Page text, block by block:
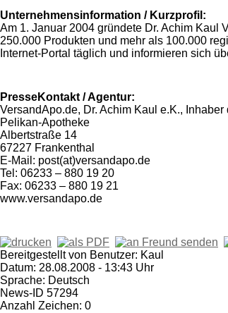
Unternehmensinformation / Kurzprofil:
Am 1. Januar 2004 gründete Dr. Achim Kaul
250.000 Produkten und mehr als 100.000
Internet-Portal täglich und informieren sich
PresseKontakt / Agentur:
VersandApo.de, Dr. Achim Kaul e.K., Inhaber
Pelikan-Apotheke
Albertstraße 14
67227 Frankenthal
E-Mail: post(at)versandapo.de
Tel: 06233 – 880 19 20
Fax: 06233 – 880 19 21
www.versandapo.de
Bereitgestellt von Benutzer: Kaul
Datum: 28.08.2008 - 13:43 Uhr
Sprache: Deutsch
News-ID 57294
Anzahl Zeichen: 0